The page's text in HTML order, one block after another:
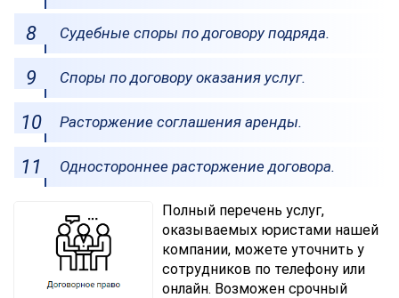
Судебные споры по договору подряда.
Споры по договору оказания услуг.
Расторжение соглашения аренды.
Одностороннее расторжение договора.
Полный перечень услуг,
оказываемых юристами нашей
компании, можете уточнить у
сотрудников по телефону или
онлайн. Возможен срочный